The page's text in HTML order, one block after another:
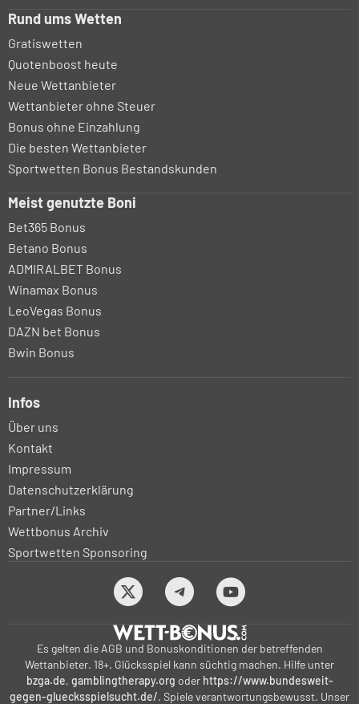
Rund ums Wetten
Gratiswetten
Quotenboost heute
Neue Wettanbieter
Wettanbieter ohne Steuer
Bonus ohne Einzahlung
Die besten Wettanbieter
Sportwetten Bonus Bestandskunden
Meist genutzte Boni
Bet365 Bonus
Betano Bonus
ADMIRALBET Bonus
Winamax Bonus
LeoVegas Bonus
DAZN bet Bonus
Bwin Bonus
Infos
Über uns
Kontakt
Impressum
Datenschutzerklärung
Partner/Links
Wettbonus Archiv
Sportwetten Sponsoring
Es gelten die AGB und Bonuskonditionen der betreffenden
Wettanbieter. 18+. Glücksspiel kann süchtig machen. Hilfe unter
bzga.de, gamblingtherapy.org oder https://www.bundesweit-
gegen-gluecksspielsucht.de/. Spiele verantwortungsbewusst. Unser